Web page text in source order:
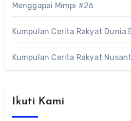
Menggapai Mimpi #26
Kumpulan Cerita Rakyat Dunia
Kumpulan Cerita Rakyat
Ikuti Kami